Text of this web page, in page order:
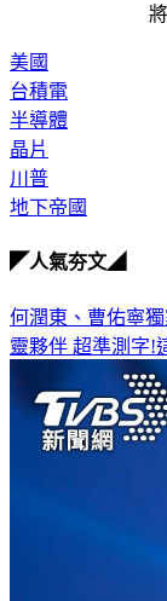
TVBS出版
美國
台積電
半導體
晶片
川普
何潤東、曹佑寧
超準測字!